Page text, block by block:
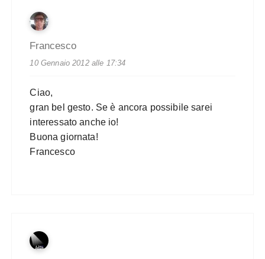
Francesco
10 Gennaio 2012 alle 17:34
Ciao,
gran bel gesto. Se è ancora possibile sarei
interessato anche io!
Buona giornata!
Francesco